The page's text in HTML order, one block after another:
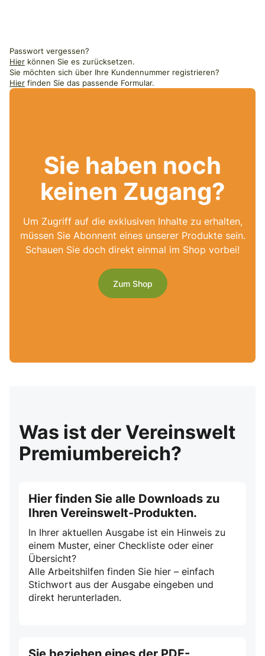
Passwort vergessen?
Hier können Sie es zurücksetzen.
Sie möchten sich über Ihre Kundennummer registrieren?
Hier finden Sie das passende Formular.
Sie haben noch
keinen Zugang?
Um Zugriff auf die exklusiven Inhalte zu erhalten,
müssen Sie Abonnent eines unserer Produkte sein.
Schauen Sie doch direkt einmal im Shop vorbei!
Zum Shop
Was ist der Vereinswelt
Premiumbereich?
Hier finden Sie alle Downloads zu
Ihren Vereinswelt-Produkten.
In Ihrer aktuellen Ausgabe ist ein Hinweis zu
einem Muster, einer Checkliste oder einer
Übersicht?
Alle Arbeitshilfen finden Sie hier – einfach
Stichwort aus der Ausgabe eingeben und
direkt herunterladen.